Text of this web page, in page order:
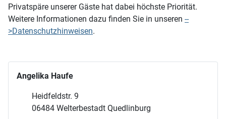
Privatspäre unserer Gäste hat dabei höchste Priorität.
Weitere Informationen dazu finden Sie in unseren --
>Datenschutzhinweisen.
Angelika Haufe
Heidfeldstr. 9
06484 Welterbestadt Quedlinburg